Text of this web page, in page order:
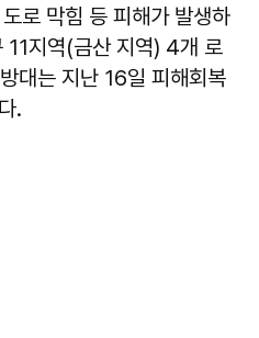
로 막힘 등 피해가 발생하
지역(금산 지역) 4개 로
대는 지난 16일 피해회복
.